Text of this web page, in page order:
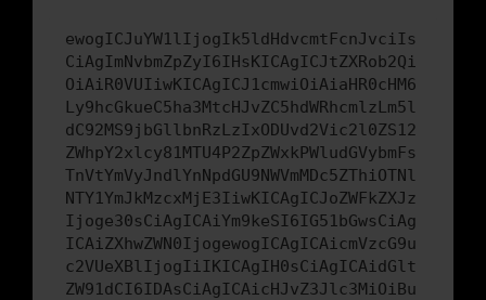
ewogICJuYW1lIjogIk5ldHdvcmtFcnJvciIs
CiAgImNvbmZpZyI6IHsKICAgICJtZXRob2Qi
OiAiR0VUIiwKICAgICJ1cmwiOiAiaHR0cHM6
Ly9hcGkueC5ha3MtcHJvZC5hdWRhcmlzLm5l
dC92MS9jbGllbnRzLzIxODUvd2Vic2l0ZS12
ZWhpY2xlcy81MTU4P2ZpZWxkPWludGVybmFs
TnVtYmVyJndlYnNpdGU9NWVmMDc5ZThiOTNl
NTY1YmJkMzcxMjE3IiwKICAgICJoZWFkZXJz
Ijoge30sCiAgICAiYm9keSI6IG51bGwsCiAg
ICAiZXhwZWN0IjogewogICAgICAicmVzcG9u
c2VUeXBlIjogIiIKICAgIH0sCiAgICAidGlt
ZW91dCI6IDAsCiAgICAicHJvZ3Jlc3MiOiBu